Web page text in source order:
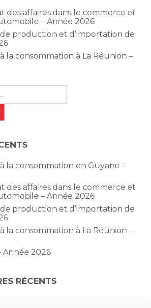
des affaires dans le commerce et
– Année 2026
de production et d’importation de
la consommation à La Réunion –
la consommation en Guyane –
des affaires dans le commerce et
– Année 2026
de production et d’importation de
la consommation à La Réunion –
Année 2026
RÉCENTS